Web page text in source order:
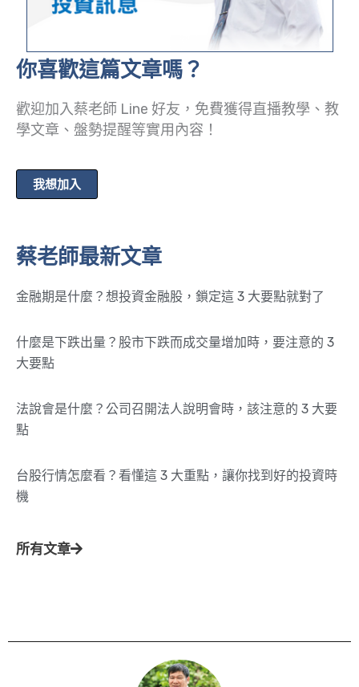
你喜歡這篇文章嗎？
歡迎加入蔡老師 Line 好友，免費獲得直播教學、教
學文章、盤勢提醒等實用內容！
我想加入
蔡老師最新文章
金融期是什麼？想投資金融股，鎖定這 3 大要點就對了
什麼是下跌出量？股市下跌而成交量增加時，要注意的 3
大要點
法說會是什麼？公司召開法人說明會時，該注意的 3 大要
點
台股行情怎麼看？看懂這 3 大重點，讓你找到好的投資時
機
所有文章